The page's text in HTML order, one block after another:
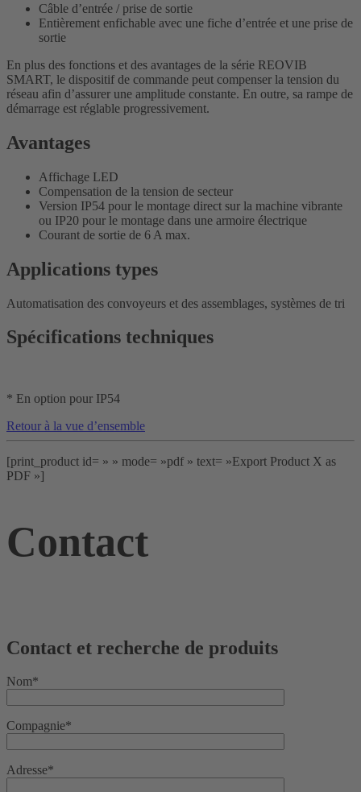
Câble d’entrée / prise de sortie
Entièrement enfichable avec une fiche d’entrée et une prise de
sortie
En plus des fonctions et des avantages de la série REOVIB
SMART, le dispositif de commande peut compenser la tension du
réseau afin d’assurer une amplitude constante. En outre, sa rampe de
démarrage est réglable progressivement.
Avantages
Affichage LED
Compensation de la tension de secteur
Version IP54 pour le montage direct sur la machine vibrante
ou IP20 pour le montage dans une armoire électrique
Courant de sortie de 6 A max.
Applications types
Automatisation des convoyeurs et des assemblages, systèmes de tri
Spécifications techniques
* En option pour IP54
Retour à la vue d’ensemble
[print_product id= » » mode= »pdf » text= »Export Product X as
PDF »]
Contact
Contact et recherche de produits
Nom*
Compagnie*
Adresse*